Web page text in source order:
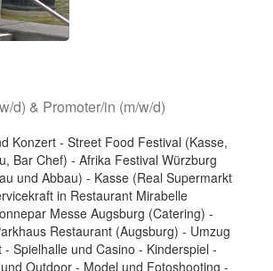
d) & Promoter/in (m/w/d)
Konzert - Street Food Festival (Kasse,
Bar Chef) - Afrika Festival Würzburg
und Abbau) - Kasse (Real Supermarkt
in Restaurant Mirabelle
Messe Augsburg (Catering) -
Restaurant (Augsburg) - Umzug
Spielhalle und Casino - Kinderspiel -
Outdoor - Model und Fotoshooting -